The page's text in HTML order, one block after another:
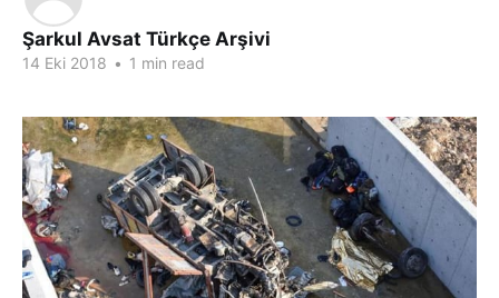
Şarkul Avsat Türkçe Arşivi
14 Eki 2018 • 1 min read